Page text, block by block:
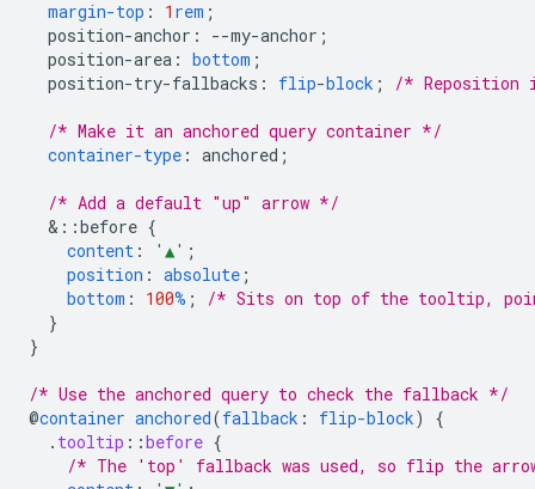
margin-top : 1 rem ;
position-anchor : --my-anchor ;
position-area : bottom ;
position-try-fallbacks : flip-block ; /*
/* Make it an anchored query container */
container-type : anchored ;
/* Add a default "up" arrow */
& ::before {
content : '▲' ;
position : absolute ;
bottom : 100% ;
/* Sits on top of the tooltip,
}
}
/* Use the anchored query to check the fallback */
@container anchored(fallback : flip-block)
{
. tooltip ::before {
/* The 'top' fallback was used, so flip the